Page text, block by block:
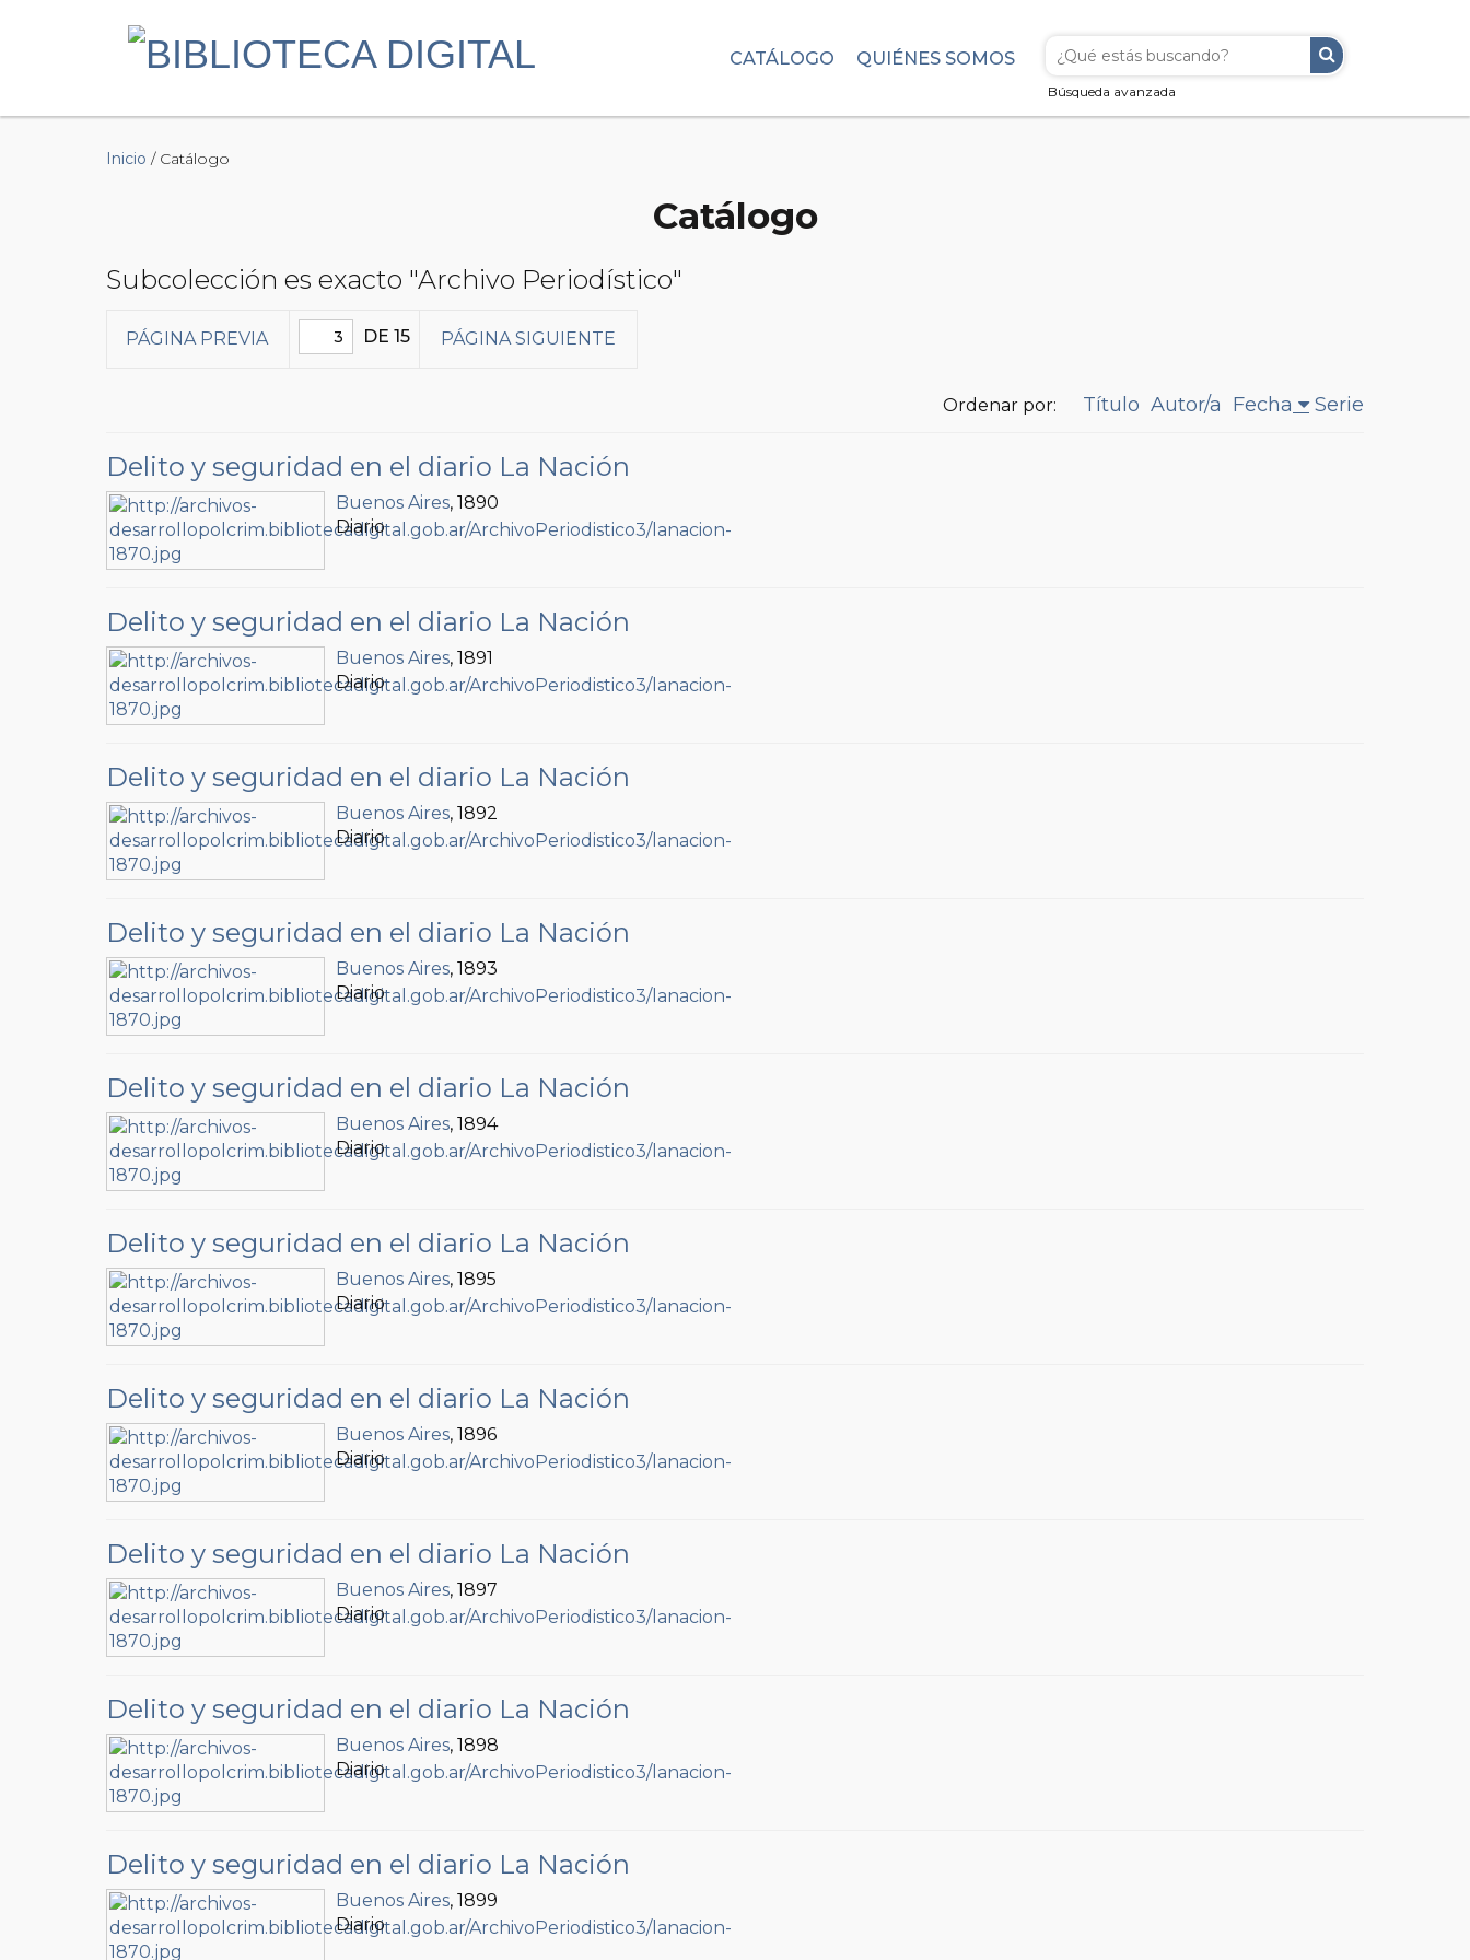
Búsqueda avanzada
CATÁLOGO QUIÉNES SOMOS
Inicio / Catálogo
Catálogo
Subcolección es exacto "Archivo Periodístico"
PÁGINA PREVIA DE 15 PÁGINA SIGUIENTE
Ordenar por: Título Autor/a Fecha Serie
Delito y seguridad en el diario La Nación
Buenos Aires, 1890
Diario
Delito y seguridad en el diario La Nación
Buenos Aires, 1891
Diario
Delito y seguridad en el diario La Nación
Buenos Aires, 1892
Diario
Delito y seguridad en el diario La Nación
Buenos Aires, 1893
Diario
Delito y seguridad en el diario La Nación
Buenos Aires, 1894
Diario
Delito y seguridad en el diario La Nación
Buenos Aires, 1895
Diario
Delito y seguridad en el diario La Nación
Buenos Aires, 1896
Diario
Delito y seguridad en el diario La Nación
Buenos Aires, 1897
Diario
Delito y seguridad en el diario La Nación
Buenos Aires, 1898
Diario
Delito y seguridad en el diario La Nación
Buenos Aires, 1899
Diario